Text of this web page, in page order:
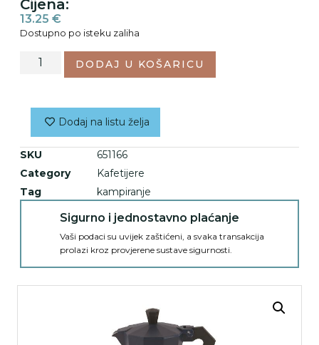
Cijena:
13.25 €
Dostupno po isteku zaliha
DODAJ U KOŠARICU
Dodaj na listu želja
SKU
651166
Category
Kafetijere
Tag
kampiranje
Sigurno i jednostavno plaćanje
Vaši podaci su uvijek zaštićeni, a svaka transakcija
prolazi kroz provjerene sustave sigurnosti.